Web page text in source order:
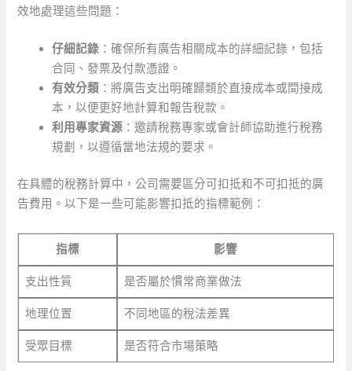
效地處理這些問題：
仔細記錄 ：確保所有廣告相關成本的詳細記錄，包括
合同、發票及付款憑證。
有效分類 ：將廣告支出明確歸類於直接成本或間接成
本，以便更好地計算和報告稅款。
利用專家資源 ：邀請稅務專家或會計師協助進行稅務
規劃，以遵循當地法規的要求。
在具體的稅務計算中，公司需要區分可扣抵和不可扣抵的廣
告費用。以下是一些可能影響扣抵的指標範例：
指標 影響
支出性質 是否屬於慣常商業做法
地理位置 不同地區的稅法差異
受眾目標 是否符合市場策略